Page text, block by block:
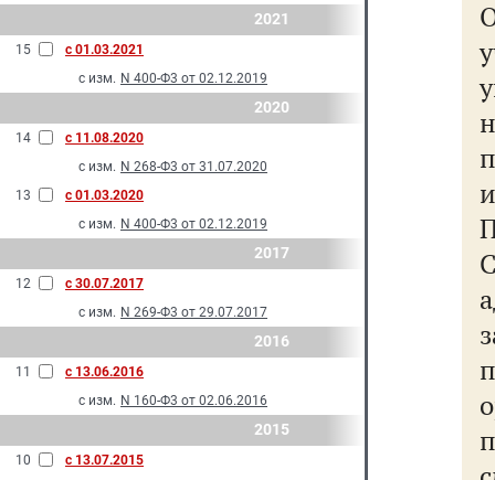
2021
15
с 01.03.2021
с изм. N 400-Ф3 от 02.12.2019
2020
14
с 11.08.2020
с изм. N 268-Ф3 от 31.07.2020
13
с 01.03.2020
с изм. N 400-Ф3 от 02.12.2019
2017
12
с 30.07.2017
с изм. N 269-Ф3 от 29.07.2017
2016
11
с 13.06.2016
с изм. N 160-Ф3 от 02.06.2016
2015
10
с 13.07.2015